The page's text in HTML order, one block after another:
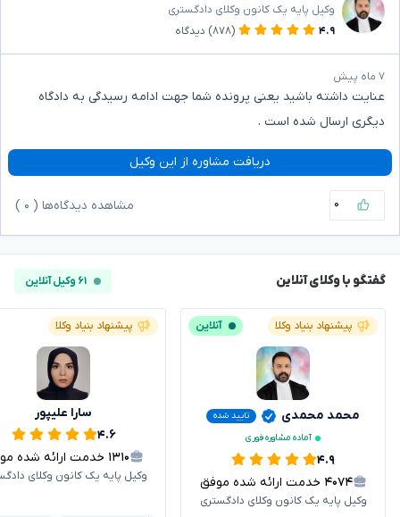
وکیل پایه یک کانون وکلای دادگستری
۴.۹
(۸۷۸) دیدگاه
۷ ماه پیش
عنایت داشته باشید یعنی پرونده شما جهت ادامه رسیدگی به دادگاه
دیگری ارسال شده است .
دریافت مشاوره از این وکیل
۰ مشاهده دیدگاه‌ها ( ۰
گفتگو با وکلای آنلاین ۶۱ وکیل آنلاین
پیشنهاد بنیاد وکلا آنلاین
محمد محمدی
تایید شده
آماده مشاوره فوری
۴.۹
۴۰۷۴ خدمت ارائه شده موفق
وکیل پایه یک کانون وکلای دادگستری
پیشنهاد بنیاد وکلا
سارا علیپور
۴.۶
۱۳۱۰ خدمت ارائه شده موفق
وکیل پایه یک کانون وکلای